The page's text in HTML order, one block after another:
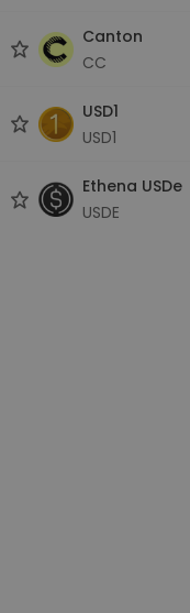
Canton
CC
USD1
USD1
Ethena USDe
USDE